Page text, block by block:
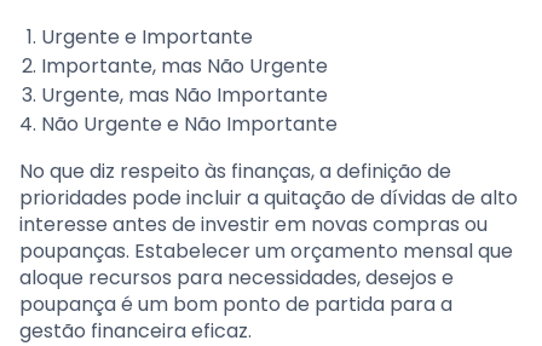
Urgente e Importante
Importante, mas Não Urgente
Urgente, mas Não Importante
Não Urgente e Não Importante
No que diz respeito às finanças, a definição de
prioridades pode incluir a quitação de dívidas de alto
interesse antes de investir em novas compras ou
poupanças. Estabelecer um orçamento mensal que
aloque recursos para necessidades, desejos e
poupança é um bom ponto de partida para a
gestão financeira eficaz.